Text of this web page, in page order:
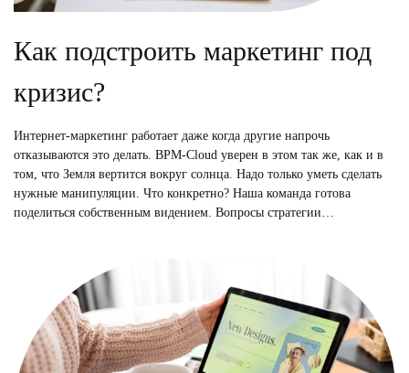
Как подстроить маркетинг под
кризис?
Интернет-маркетинг работает даже когда другие напрочь
отказываются это делать. BPM-Cloud уверен в этом так же, как и в
том, что Земля вертится вокруг солнца. Надо только уметь сделать
нужные манипуляции. Что конкретно? Наша команда готова
поделиться собственным видением. Вопросы стратегии…